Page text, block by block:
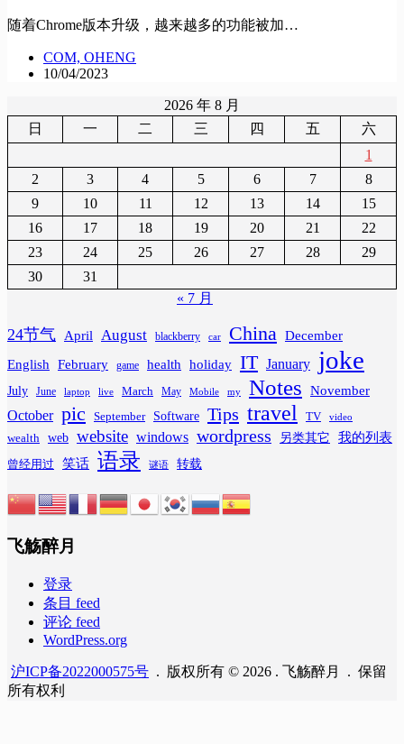
随着Chrome版本升级，越来越多的功能被加…
COM, OHENG
10/04/2023
2026 年 8 月
日
一 二 三 四 五
六
1
2
3 4 5 6 7
8
9
10 11 12 13 14
15
16
17 18 19 20 21
22
23
24 25 26 27 28
29
30
31
« 7 月
24节气 April August blackberry car China
December
English
February game health holiday IT January joke
July June laptop live March May Mobile my Notes November
October pic September Software Tips travel TV video
wealth web website windows wordpress 另类其它 我的列表
曾经用过 笑话 语录 谜语 转载
飞觞醉月
登录
条目 feed
评论 feed
WordPress.org
沪ICP备2022000575号 . 版权所有 © 2026 . 飞觞醉月 . 保留
所有权利